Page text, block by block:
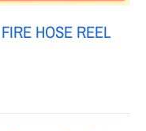
HOSE REEL